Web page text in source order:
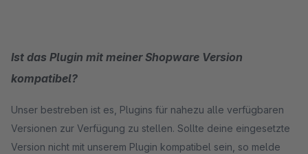
Ist das Plugin mit meiner Shopware Version
kompatibel?
Unser bestreben ist es, Plugins für nahezu alle verfügbaren
Versionen zur Verfügung zu stellen. Sollte deine eingesetzte
Version nicht mit unserem Plugin kompatibel sein, so melde